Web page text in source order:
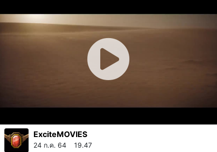
ExciteMOVIES
24 ก.ค. 64 19.47